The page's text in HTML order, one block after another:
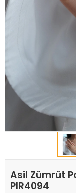
Asil Zümrüt
PIR4094